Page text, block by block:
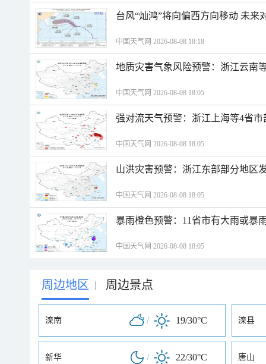
台风“灿鸿”将向偏西方向移动 未来
中国天气网 2026-08-08 18:18
地质灾害气象风险预警：浙江云南
中国天气网 2026-08-08 18:05
强对流天气预警：浙江上海等4省
中国天气网 2026-08-08 18:05
山洪灾害预警：浙江东部部分地区
中国天气网 2026-08-08 18:05
暴雨橙色预警：11省市有大雨或暴
中国天气网 2026-08-08 18:05
周边地区 | 周边景点
滦南 / 19/30°C 滦县
新华 / 22/30°C 唐山